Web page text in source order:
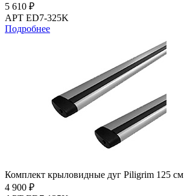
5 610 ₽
АРТ ED7-325K
Подробнее
Комплект крыловидные дуг Piligrim 125 см
4 900 ₽